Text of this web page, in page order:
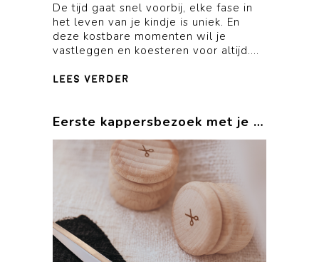
De tijd gaat snel voorbij, elke fase in
het leven van je kindje is uniek. En
deze kostbare momenten wil je
vastleggen en koesteren voor altijd....
lees verder
Eerste kappersbezoek met je kindje